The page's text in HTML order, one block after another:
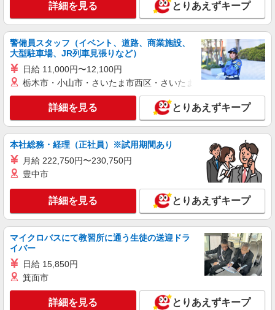
株式会社テクノ・サービス/お仕事No/0896723
修理メンテナンス
時給1300円交通費全額支給
大阪府堺市美原区 ＊車・バイク通勤OK
キープ 詳細を見る
正社員 契約社員
戦力エージェント株式会社
製造補助
時給1550円 ＋交通費規定支給 ＋残業手当 ＋
家族手当(世帯主・配偶者・子ども) ★基本月収
例：255,750円 （時給1,550円×7時間30分×月22日
勤務の場合） ※ここに交通費、残業手当、家族手
当などがプラス！ ☆勤務後すぐに受け取れる前払
い制度完備！
キープ 詳細を見る
株式会社テクノ・サービス/お仕事No/0836195
詳細を見る とりあえずキープ
警備員スタッフ（イベント、道路、商業施設、
大型駐車場、JR列車見張りなど）
日給 11,000円〜12,100円
栃木市・小山市・さいたま市西区・さいたま市岩槻区・久喜市・
詳細を見る とりあえずキープ
本社総務・経理（正社員）※試用期間あり
月給 222,750円〜230,750円
豊中市
詳細を見る とりあえずキープ
マイクロバスにて教習所に通う生徒の送迎ドラ
イバー
日給 15,850円
箕面市
詳細を見る とりあえずキープ